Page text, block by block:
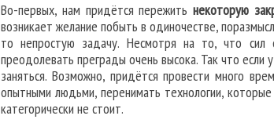
Во-первых, нам придётся пережитьнекоторую
возникает желание побыть в одиночестве,
то непростую задачу. Несмотря на то, что сил
преодолевать преграды очень высока. Так что если
заняться. Возможно, придётся провести много
опытными людьми, перенимать технологии,
категорически не стоит.